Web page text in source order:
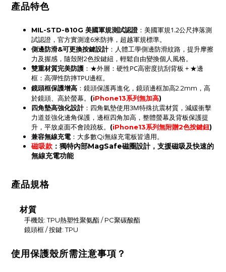
產品特色
MIL-STD-810G 美國軍規測試認證 ：美國軍規1.2公尺摔落測
試認證，官方實測達6米防摔，超越軍規標準。
側邊防滑&可更換按鍵設計：人體工學側邊防滑紋路，提升摩擦
力及握感，隨殼附2色按鍵紐，輕鬆自由變換個人風格。
雙重材質完美防護 ：★外層：硬性PC高密度抗刮背板 + ★邊
框：高彈性防摔TPU邊框。
鏡頭框保護增高 ：鏡頭保護再進化，鏡頭邊框加高2.2mm，高
於鏡頭、高於螢幕。 (iPhone13系列無加高)
四角墊高強化設計：四角氣墊使用3M特殊抗震材質，減緩衝擊
力道並強化邊角保護， 邊框四角加高， 整體螢幕及背板保護提
升 ，平放桌面不會蹺蹺板。 (iPhone13系列無附贈2色按鍵鈕)
兼容無線充電 ： 大多數Qi無線充電板皆適用。
磁吸款 ：獨特內部MagSafe磁圈設計，支援磁吸及快速的
無線充電功能
產品規格
材質
手機殼: TPU熱塑性聚氨酯 / PC聚碳酸酯
鏡頭框 / 按鍵: TPU
使用保護殼所需注意事項？